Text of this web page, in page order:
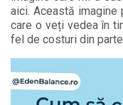
aici. Această
care o veți vedea în
fel de costuri din